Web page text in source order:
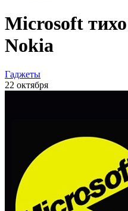
Microsoft
Nokia
Гаджеты
22 октября